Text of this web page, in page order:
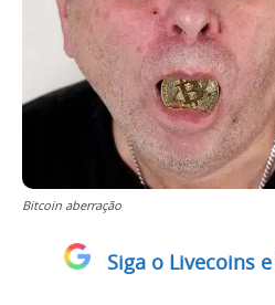
Bitcoin aberração
Siga o Livecoins